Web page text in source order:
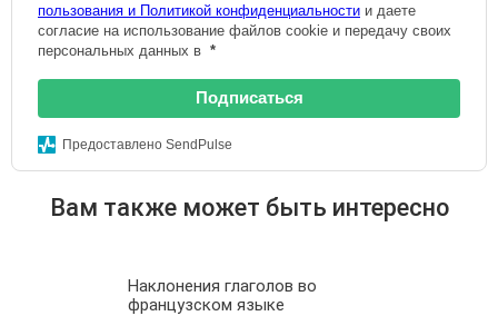
пользования и Политикой конфиденциальности и даете
согласие на использование файлов cookie и передачу своих
персональных данных в *
Подписаться
Предоставлено SendPulse
Вам также может быть интересно
Наклонения глаголов во
французском языке